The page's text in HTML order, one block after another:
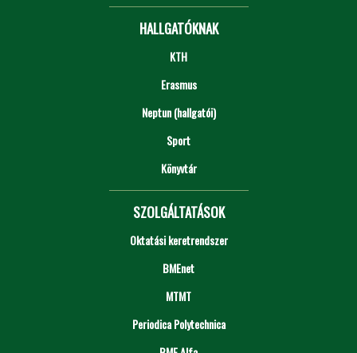
HALLGATÓKNAK
KTH
Erasmus
Neptun (hallgatói)
Sport
Könyvtár
SZOLGÁLTATÁSOK
Oktatási keretrendszer
BMEnet
MTMT
Periodica Polytechnica